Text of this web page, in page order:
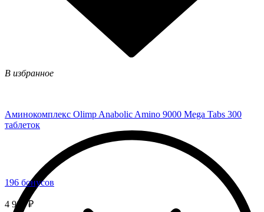
В избранное
Аминокомплекс Olimp Anabolic Amino 9000 Mega Tabs 300
таблеток
196 бонусов
4 900 ₽